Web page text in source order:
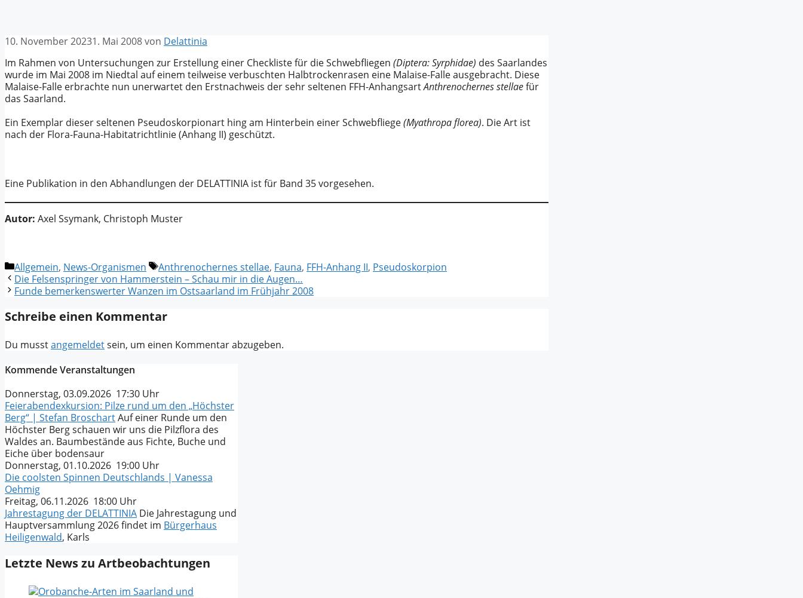
10. November 20231. Mai 2008von Delattinia
Im Rahmen von Untersuchungen zur Erstellung einer Checkliste für die Schwebfliegen (Diptera: Syrphidae) des Saarlandes
wurde im Mai 2008 im Niedtal auf einem teilweise verbuschten Halbtrockenrasen eine Malaise-Falle ausgebracht. Diese
Malaise-Falle erbrachte nun unerwartet den Erstnachweis der sehr seltenen FFH-AnhangsartAnthrenochernes stellaefür
das Saarland.
Ein Exemplar dieser seltenen Pseudoskorpionart hing am Hinterbein einer Schwebfliege(Myathropa florea). Die Art ist
nach der Flora-Fauna-Habitatrichtlinie (Anhang II) geschützt.
Eine Publikation in den Abhandlungen der DELATTINIA ist für Band 35 vorgesehen.
Autor: Axel Ssymank, Christoph Muster
Kategorien
Allgemein, News-Organismen Schlagwörter
Anthrenochernes stellae, Fauna, FFH-Anhang II, Pseudoskorpion
Die Felsenspringer von Hammerstein – Schau mir in die Augen…
Funde bemerkenswerter Wanzen im Ostsaarland im Frühjahr 2008
Schreibe einen Kommentar
Du musstangemeldetsein, um einen Kommentar abzugeben.
Kommende Veranstaltungen
Donnerstag, 03.09.2026 17:30 Uhr
Feierabendexkursion: Pilze rund um den „Höchster
Berg“ | Stefan BroschartAuf einer Runde um den
Höchster Berg schauen wir uns die Pilzflora des
Waldes an. Baumbestände aus Fichte, Buche und
Eiche über bodensaur
Donnerstag, 01.10.2026 19:00 Uhr
Die coolsten Spinnen Deutschlands | Vanessa
Oehmig
Freitag, 06.11.2026 18:00 Uhr
Jahrestagung der DELATTINIA Die Jahrestagung und
Hauptversammlung 2026 findet im Bürgerhaus
Heiligenwald, Karls
Letzte News zu Artbeobachtungen